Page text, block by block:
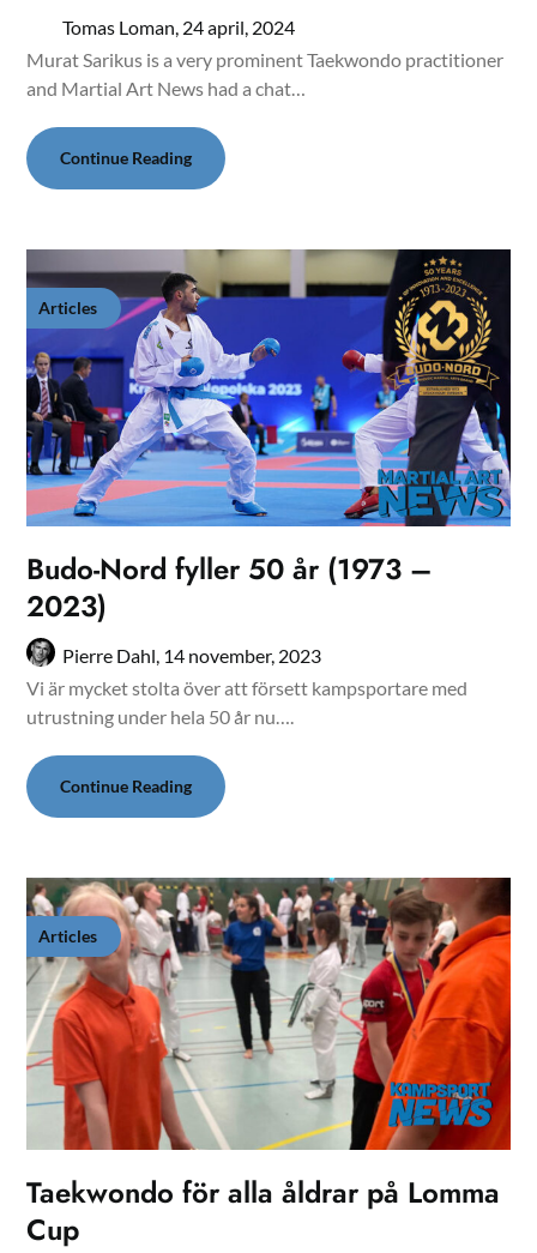
Tomas Loman, 24 april, 2024
Murat Sarikus is a very prominent Taekwondo practitioner
and Martial Art News had a chat…
Continue Reading
Articles
Budo-Nord fyller 50 år (1973 –
2023)
Pierre Dahl, 14 november, 2023
Vi är mycket stolta över att försett kampsportare med
utrustning under hela 50 år nu….
Continue Reading
Articles
Taekwondo för alla åldrar på Lomma
Cup